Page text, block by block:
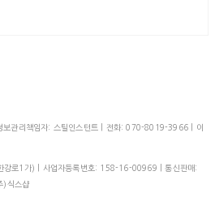
보관리책임자: 스틸인스턴트 | 전화: 070-8019-3966 | 이
강로1가) | 사업자등록번호: 158-16-00969 | 통신판매:
)식스샵